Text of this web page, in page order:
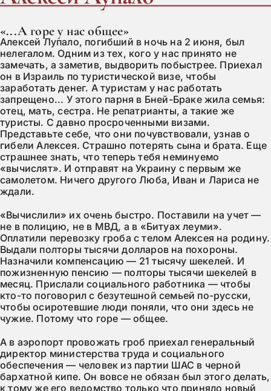
«...А горе у нас общее»
Алексей Лупало, погибший в ночь на 2 июня, был
нелегалом. Одним из тех, кого у нас принято не
замечать, а заметив, выдворить побыстрее. Приехал
он в Израиль по туристической визе, чтобы
заработать денег. А туристам у нас работать
запрещено... У этого парня в Бней-Браке жила семья:
отец, мать, сестра. Не репатрианты, а такие же
туристы. С давно просроченными визами.
Представьте себе, что они почувствовали, узнав о
гибели Алексея. Страшно потерять сына и брата. Еще
страшнее знать, что теперь тебя неминуемо
«вычислят». И отправят на Украину с первым же
самолетом. Ничего другого Люба, Иван и Лариса не
ждали.
«Вычислили» их очень быстро. Поставили на учет —
не в полицию, не в МВД, а в «Битуах леуми».
Оплатили перевозку гроба с телом Алексея на родину.
Выдали полторы тысячи долларов на похороны.
Назначили компенсацию — 21 тысячу шекелей. И
пожизненную пенсию — полторы тысячи шекелей в
месяц. Прислали социального работника — чтобы
кто-то поговорил с безутешной семьей по-русски,
чтобы осиротевшие люди поняли, что они здесь не
чужие. Потому что горе — общее.
А в аэропорт провожать гроб приехал генеральный
директор министерства труда и социального
обеспечения — человек из партии ШАС в черной
бархатной кипе. Он вовсе не обязан был этого делать,
к тому же его ведомство только что приняло новый